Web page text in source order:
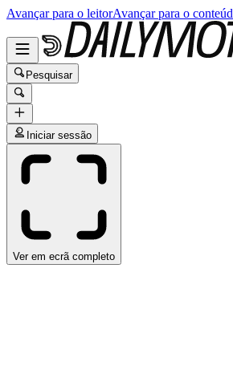
Avançar para o leitorAvançar para o
Pesquisar
Iniciar sessão
Ver em ecrã completo